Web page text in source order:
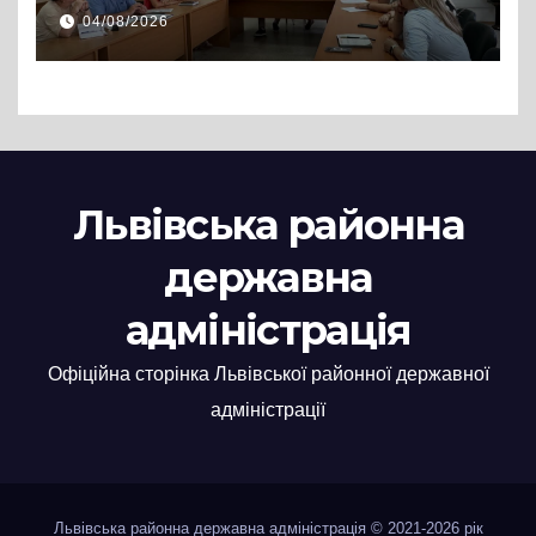
Львівській РДА розглянули
нові заяви
04/08/2026
Львівська районна
державна
адміністрація
Офіційна сторінка Львівської районної державної
адміністрації
Львівська районна державна адміністрація © 2021-2026 рік